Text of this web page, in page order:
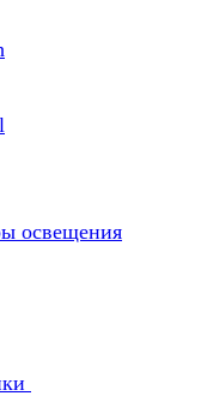
освещения